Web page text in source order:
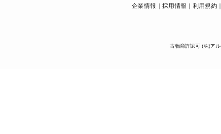
企業情報 採用情報 利用規約
古物商許認可 (株)ア